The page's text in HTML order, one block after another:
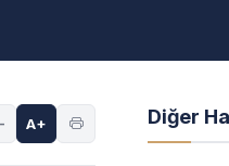
A+ Diğer